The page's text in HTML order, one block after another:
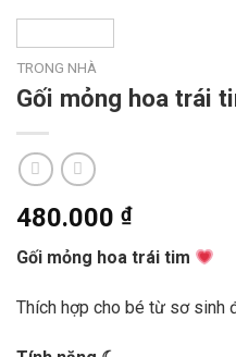
TRONG NHÀ
Gối mỏng hoa trái
480.000 ₫
Gối mỏng hoa trái tim
Thích hợp cho bé từ sơ sinh